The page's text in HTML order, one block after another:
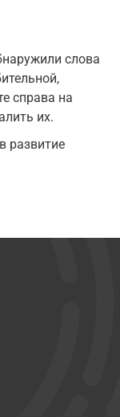
слова
справа на
их.
развитие